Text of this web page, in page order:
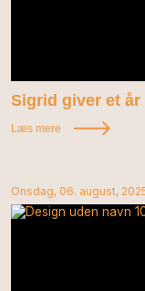
Sigrid giver et år
Læs mere
Onsdag, 06. august,